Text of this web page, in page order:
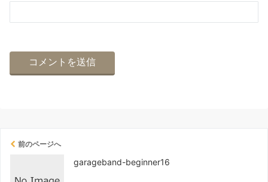
前のページへ
garageband-beginner16